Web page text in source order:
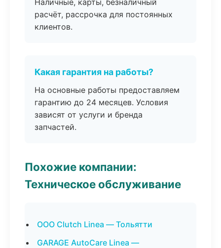
Наличные, карты, безналичный
расчёт, рассрочка для постоянных
клиентов.
Какая гарантия на работы?
На основные работы предоставляем
гарантию до 24 месяцев. Условия
зависят от услуги и бренда
запчастей.
Похожие компании:
Техническое обслуживание
ООО Clutch Linea — Тольятти
GARAGE AutoCare Linea —